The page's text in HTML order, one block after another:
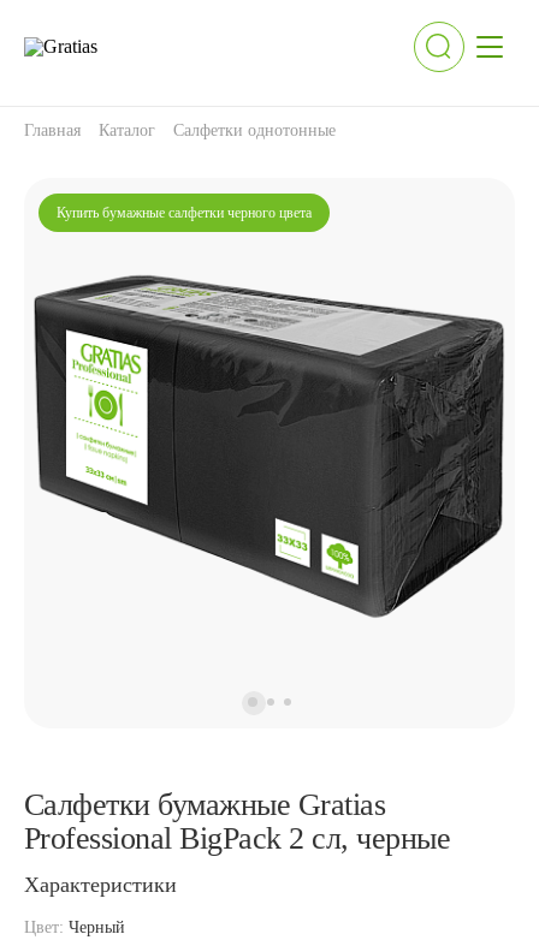
Главная Каталог Салфетки однотонные
Купить бумажные салфетки черного цвета
Салфетки бумажные Gratias
Professional BigPack 2 сл, черные
Характеристики
Цвет: Черный